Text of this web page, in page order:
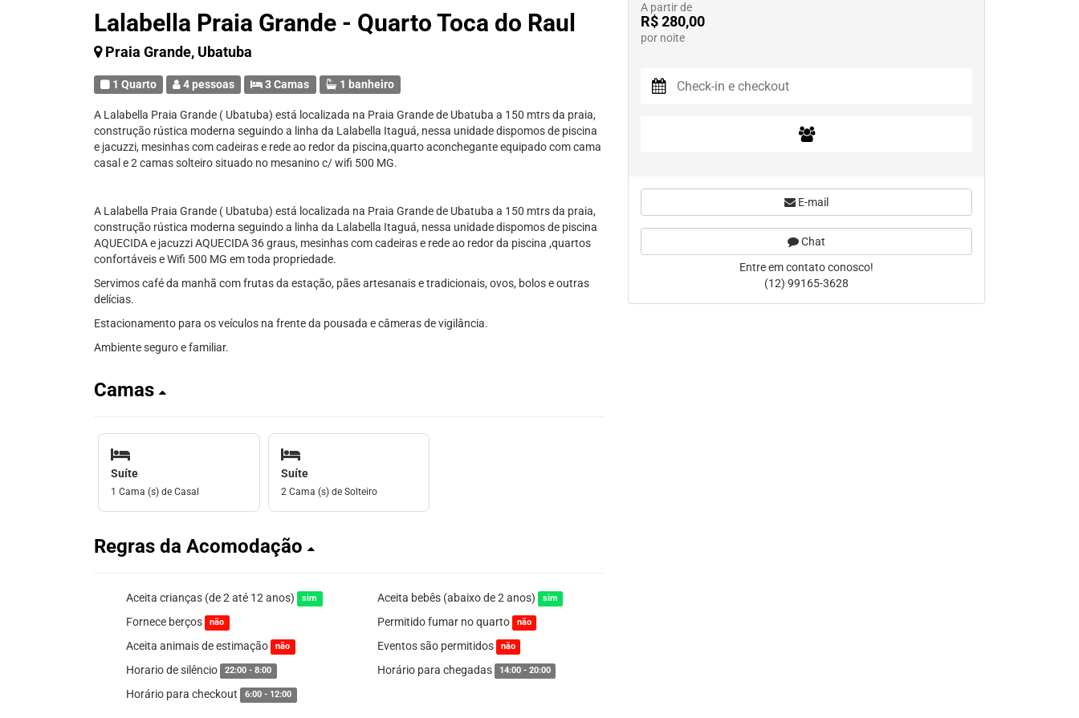
Lalabella Praia Grande - Quarto Toca do Raul
Praia Grande, Ubatuba
1 Quarto 4 pessoas 3 Camas 1 banheiro
A Lalabella Praia Grande ( Ubatuba) está localizada na Praia Grande de Ubatuba a 150 mtrs da praia,
construção rústica moderna seguindo a linha da Lalabella Itaguá, nessa unidade dispomos de piscina
e jacuzzi, mesinhas com cadeiras e rede ao redor da piscina,quarto aconchegante equipado com cama
casal e 2 camas solteiro situado no mesanino c/ wifi 500 MG.
A Lalabella Praia Grande ( Ubatuba) está localizada na Praia Grande de Ubatuba a 150 mtrs da praia,
construção rústica moderna seguindo a linha da Lalabella Itaguá, nessa unidade dispomos de piscina
AQUECIDA e jacuzzi AQUECIDA 36 graus, mesinhas com cadeiras e rede ao redor da piscina ,quartos
confortáveis e Wifi 500 MG em toda propriedade.
Servimos café da manhã com frutas da estação, pães artesanais e tradicionais, ovos, bolos e outras
delícias.
Estacionamento para os veículos na frente da pousada e câmeras de vigilância.
Ambiente seguro e familiar.
Camas
Suíte
1 Cama (s) de Casal
Suíte
2 Cama (s) de Solteiro
Regras da Acomodação
Aceita crianças (de 2 até 12 anos) sim Aceita bebês (abaixo de 2 anos) sim
Fornece berços não Permitido fumar no quarto não
Aceita animais de estimação não Eventos são permitidos não
Horario de silêncio 22:00 - 8:00 Horário para chegadas 14:00 - 20:00
Horário para checkout 6:00 - 12:00
A partir de
R$ 280,00
por noite
E-mail
Chat
Entre em contato conosco!
(12) 99165-3628